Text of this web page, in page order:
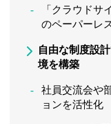
「クラウド
のペーパーレ
自由な制度設
境を構築
社員交流会や
ョンを活性化